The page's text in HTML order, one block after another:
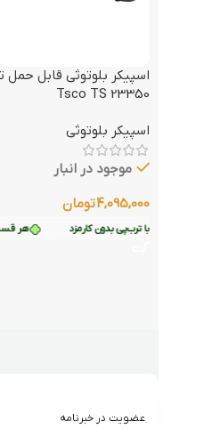
هر قسط قسطی با ترب‌پی بدون کارمزد
اسپیکر بلوتوثی قابل
Tsco TS 23350
اسپیکر بلوتوثی
موجود در انبار
4,095,000تومان
افزودن به سبد خرید
عضویت در خبرنامه